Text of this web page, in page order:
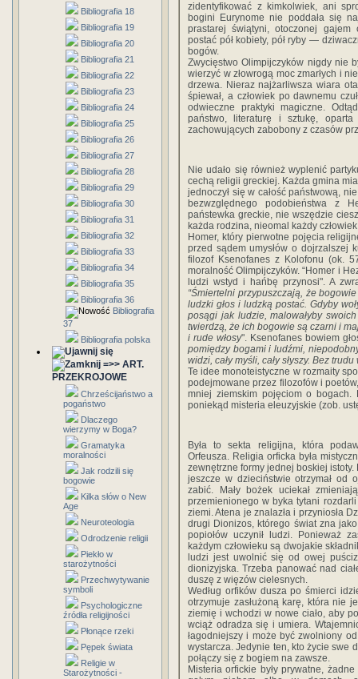
Bibliografia 18
Bibliografia 19
Bibliografia 20
Bibliografia 21
Bibliografia 22
Bibliografia 23
Bibliografia 24
Bibliografia 25
Bibliografia 26
Bibliografia 27
Bibliografia 28
Bibliografia 29
Bibliografia 30
Bibliografia 31
Bibliografia 32
Bibliografia 33
Bibliografia 34
Bibliografia 35
Bibliografia 36
Bibliografia
37
Bibliografia polska
=>> ART.
PRZEKROJOWE
Chrześcijaństwo a
pogaństwo
Dlaczego
wierzymy w Boga?
Gramatyka
moralności
Jak rodzili się
bogowie
Kilka słów o New
Age
Neuroteologia
Odrodzenie religii
Piekło w
starożytności
Przechwytywanie
symboli
Psychologiczne
źródła religijności
Płonące rzeki
Pępek świata
Religie w
Starożytności -
zidentyfikować z kimkolwiek, ani
bogini Eurynome nie poddała się
prastarej świątyni, otoczonej gajem
postać pół kobiety, pół ryby —
bogów.
Zwycięstwo Olimpijczyków nigdy nie
wierzyć w złowrogą moc zmarłych i
drzewa. Nieraz najżarliwsza wiara
śpiewał, a człowiek po dawnemu
odwieczne praktyki magiczne.
państwo, literaturę i sztukę,
zachowujących zabobony z czasów
Nie udało się również wyplenić
cechą religii greckiej. Każda gmina
jednoczył się w całość państwową,
bezwzględnego podobieństwa z
państewka greckie, nie wszędzie
każda rodzina, nieomal każdy
Homer, który pierwotne pojęcia
przed sądem umysłów o dojrzalszej
filozof Ksenofanes z Kolofonu (ok.
moralność Olimpijczyków. “Homer i
ludzi wstyd i hańbę przynosi". A
“Śmiertelni przypuszczają, że
ludzki głos i ludzką postać. Gdyby
posągi jak ludzie, malowałyby
twierdzą, że ich bogowie są czarni i
i rude włosy". Ksenofanes bowiem
pomiędzy bogami i ludźmi,
widzi, cały myśli, cały słyszy. Bez
Te idee monoteistyczne w rozmaity
podejmowane przez filozofów i
mniej ziemskim pojęciom o bogach.
poniekąd misteria eleuzyjskie (zob.
Była to sekta religijna, która
Orfeusza. Religia orficka była
zewnętrzne formy jednej boskiej
jeszcze w dzieciństwie otrzymał od
zabić. Mały bożek uciekał
przemienionego w byka tytani
ziemi. Atena je znalazła i przyniosła
drugi Dionizos, którego świat zna
popiołów uczynił ludzi. Ponieważ
każdym człowieku są dwojakie
ludzi jest uwolnić się od owej
dionizyjska. Trzeba panować nad
duszę z więzów cielesnych.
Według orfików dusza po śmierci
otrzymuje zasłużoną karę, która nie
ziemię i wchodzi w nowe ciało, aby
wciąż odradza się i umiera.
łagodniejszy i może być zwolniony
wystarcza. Jedynie ten, kto życie swe
połączy się z bogiem na zawsze.
Misteria orfickie były prywatne,